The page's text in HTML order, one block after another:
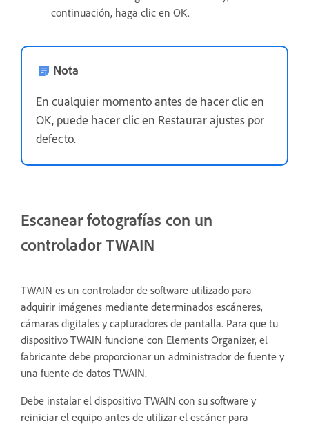
continuación, haga clic en OK.
Nota
En cualquier momento antes de hacer clic en
OK, puede hacer clic en Restaurar ajustes por
defecto.
Escanear fotografías con un
controlador TWAIN
TWAIN es un controlador de software utilizado para
adquirir imágenes mediante determinados escáneres,
cámaras digitales y capturadores de pantalla. Para que tu
dispositivo TWAIN funcione con Elements Organizer, el
fabricante debe proporcionar un administrador de fuente y
una fuente de datos TWAIN.
Debe instalar el dispositivo TWAIN con su software y
reiniciar el equipo antes de utilizar el escáner para